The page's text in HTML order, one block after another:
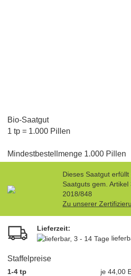
Bio-Saatgut
1 tp = 1.000 Pillen
Mindestbestellmenge 1.000 Pillen
Dieses Saatgut
Saatguts gem.
2018/848
Zu unserer
Lieferzeit:
Staffelpreise
1-4 tp
je 44,00